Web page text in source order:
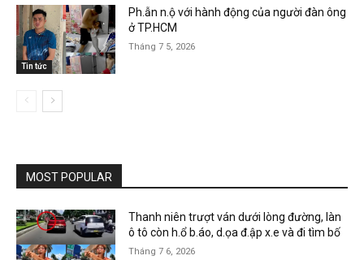
Tin tức
Ph.ẫn n.ộ với hành động của người đàn ông
ở TP.HCM
Tháng 7 5, 2026
MOST POPULAR
Thanh niên trượt ván dưới lòng đường, làn
ô tô còn h.ổ b.áo, d.ọa đ.ập x.e và đi tìm bố
Tháng 7 6, 2026